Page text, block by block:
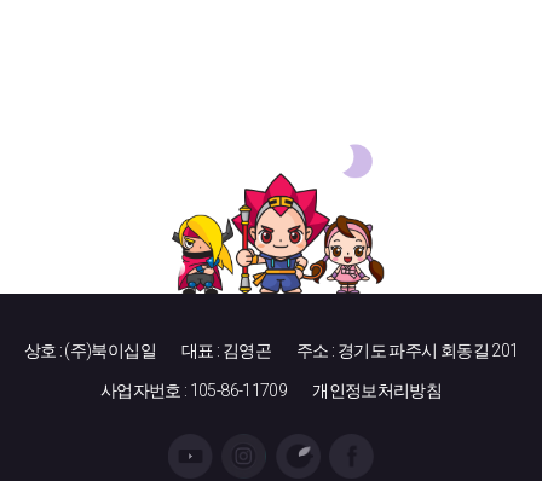
상호 : (주)북이십일 대표 : 김영곤 주소 : 경기도 파주시 회동길 201
사업자번호 : 105-86-11709 개인정보처리방침